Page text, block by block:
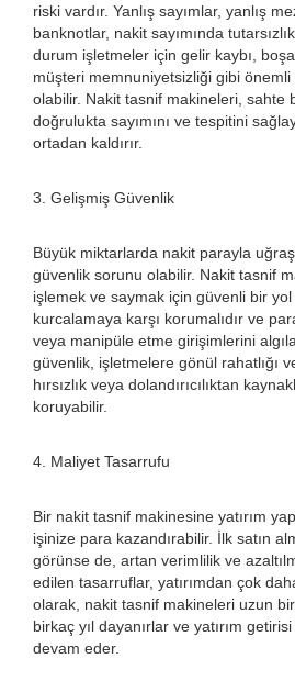
riski vardır. Yanlış sayımlar, yanlış
banknotlar, nakit sayımında
durum işletmeler için gelir kaybı,
müşteri memnuniyetsizliği gibi
olabilir. Nakit tasnif makineleri, sahte
doğrulukta sayımını ve tespitini
ortadan kaldırır.
3. Gelişmiş Güvenlik
Büyük miktarlarda nakit parayla
güvenlik sorunu olabilir. Nakit tasnif
işlemek ve saymak için güvenli bir
kurcalamaya karşı korumalıdır ve
veya manipüle etme girişimlerini
güvenlik, işletmelere gönül rahatlığı
hırsızlık veya dolandırıcılıktan
koruyabilir.
4. Maliyet Tasarrufu
Bir nakit tasnif makinesine yatırım
işinize para kazandırabilir. İlk satın
görünse de, artan verimlilik ve
edilen tasarruflar, yatırımdan çok
olarak, nakit tasnif makineleri uzun
birkaç yıl dayanırlar ve yatırım
devam eder.